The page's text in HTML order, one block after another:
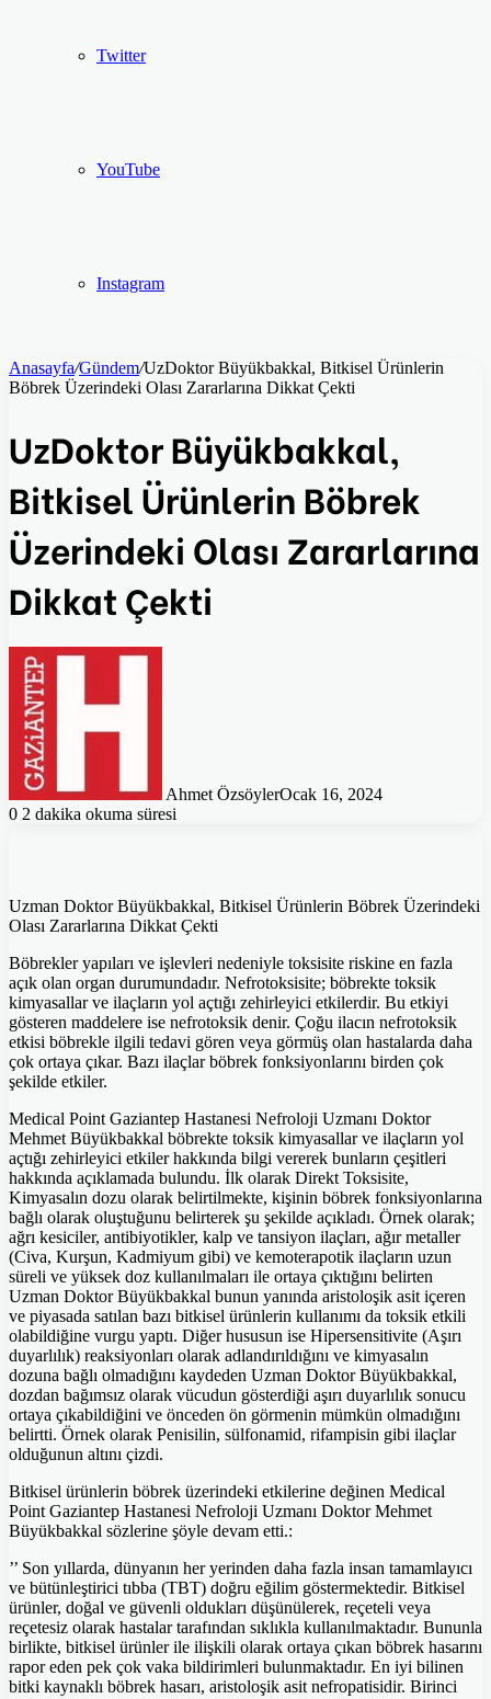
Twitter
YouTube
Instagram
Anasayfa/Gündem/UzDoktor Büyükbakkal, Bitkisel Ürünlerin
Böbrek Üzerindeki Olası Zararlarına Dikkat Çekti
UzDoktor Büyükbakkal,
Bitkisel Ürünlerin Böbrek
Üzerindeki Olası Zararlarına
Dikkat Çekti
Ahmet ÖzsöylerOcak 16, 2024
0 2 dakika okuma süresi
Uzman Doktor Büyükbakkal, Bitkisel Ürünlerin Böbrek Üzerindeki
Olası Zararlarına Dikkat Çekti
Böbrekler yapıları ve işlevleri nedeniyle toksisite riskine en fazla
açık olan organ durumundadır. Nefrotoksisite; böbrekte toksik
kimyasallar ve ilaçların yol açtığı zehirleyici etkilerdir. Bu etkiyi
gösteren maddelere ise nefrotoksik denir. Çoğu ilacın nefrotoksik
etkisi böbrekle ilgili tedavi gören veya görmüş olan hastalarda daha
çok ortaya çıkar. Bazı ilaçlar böbrek fonksiyonlarını birden çok
şekilde etkiler.
Medical Point Gaziantep Hastanesi Nefroloji Uzmanı Doktor
Mehmet Büyükbakkal böbrekte toksik kimyasallar ve ilaçların yol
açtığı zehirleyici etkiler hakkında bilgi vererek bunların çeşitleri
hakkında açıklamada bulundu. İlk olarak Direkt Toksisite,
Kimyasalın dozu olarak belirtilmekte, kişinin böbrek fonksiyonlarına
bağlı olarak oluştuğunu belirterek şu şekilde açıkladı. Örnek olarak;
ağrı kesiciler, antibiyotikler, kalp ve tansiyon ilaçları, ağır metaller
(Civa, Kurşun, Kadmiyum gibi) ve kemoterapotik ilaçların uzun
süreli ve yüksek doz kullanılmaları ile ortaya çıktığını belirten
Uzman Doktor Büyükbakkal bunun yanında aristoloşik asit içeren
ve piyasada satılan bazı bitkisel ürünlerin kullanımı da toksik etkili
olabildiğine vurgu yaptı. Diğer hususun ise Hipersensitivite (Aşırı
duyarlılık) reaksiyonları olarak adlandırıldığını ve kimyasalın
dozuna bağlı olmadığını kaydeden Uzman Doktor Büyükbakkal,
dozdan bağımsız olarak vücudun gösterdiği aşırı duyarlılık sonucu
ortaya çıkabildiğini ve önceden ön görmenin mümkün olmadığını
belirtti. Örnek olarak Penisilin, sülfonamid, rifampisin gibi ilaçlar
olduğunun altını çizdi.
Bitkisel ürünlerin böbrek üzerindeki etkilerine değinen Medical
Point Gaziantep Hastanesi Nefroloji Uzmanı Doktor Mehmet
Büyükbakkal sözlerine şöyle devam etti.:
’’ Son yıllarda, dünyanın her yerinden daha fazla insan tamamlayıcı
ve bütünleştirici tıbba (TBT) doğru eğilim göstermektedir. Bitkisel
ürünler, doğal ve güvenli oldukları düşünülerek, reçeteli veya
reçetesiz olarak hastalar tarafından sıklıkla kullanılmaktadır. Bununla
birlikte, bitkisel ürünler ile ilişkili olarak ortaya çıkan böbrek hasarını
rapor eden pek çok vaka bildirimleri bulunmaktadır. En iyi bilinen
bitki kaynaklı böbrek hasarı, aristoloşik asit nefropatisidir. Birinci